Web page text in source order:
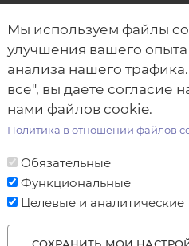
Мы используем файлы
улучшения вашего
анализа нашего
все", вы даете согласие
нами файлов cookie.
Политика в отношении файлов
Обязательные
Функциональные
Целевые и аналитические